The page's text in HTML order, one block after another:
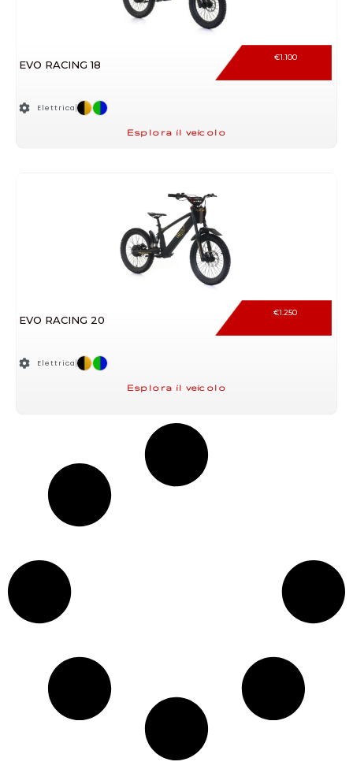
EVO RACING 18
€1.100
Elettrica
Esplora il veicolo
EVO RACING 20
€1.250
Elettrica
Esplora il veicolo